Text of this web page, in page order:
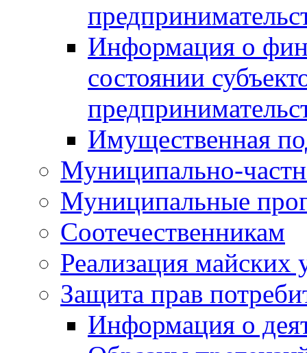
Информация о
состоянии
Имущественная
Муниципально-
Муниципальные
Соотечественникам
Реализация майских
Защита прав
Информация о